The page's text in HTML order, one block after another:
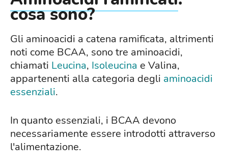
cosa sono?
Gli aminoacidi a catena ramificata, altrimenti
noti come BCAA, sono tre aminoacidi,
chiamati Leucina, Isoleucina e Valina,
appartenenti alla categoria degli aminoacidi
essenziali.
In quanto essenziali, i BCAA devono
necessariamente essere introdotti attraverso
l'alimentazione.